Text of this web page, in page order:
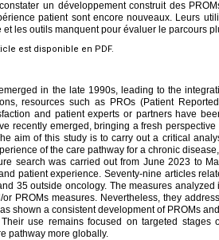
un développement construit des
patient sont encore nouveaux. Leurs
les outils manquent pour évaluer le parcours
est disponible en PDF.
in the late 1990s, leading to the
resources such as PROs (Patient
and patient experts or partners have
recently emerged, bringing a fresh
aim of this study is to carry out a critical
of the care pathway for a chronic
search was carried out from June 2023 to
patient experience. Seventy-nine articles
35 outside oncology. The measures
PROMs measures. Nevertheless, they
shown a consistent development of PROMs
use remains focused on targeted
pathway more globally.